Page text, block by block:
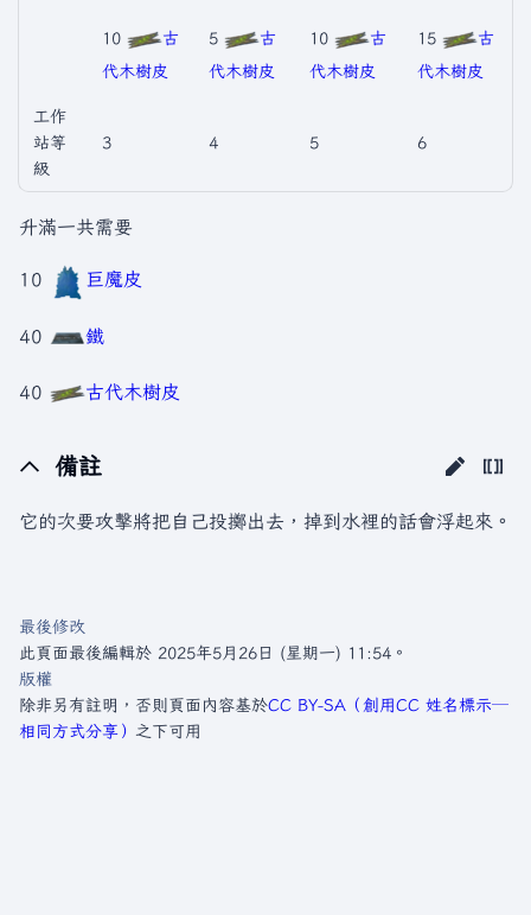
10
古
代木樹皮
5
古
代木樹皮
10
古
代木樹皮
15
古
代木樹皮
工作
站等
級
3 4 5 6
升滿一共需要
10 巨魔皮
40 鐵
40 古代木樹皮
備註
它的次要攻擊將把自己投擲出去，掉到水裡的話會浮起來。
最後修改
此頁面最後編輯於 2025年5月26日 (星期一) 11:54。
版權
除非另有註明，否則頁面內容基於CC BY-SA（創用CC 姓名標示─
相同方式分享） 之下可用